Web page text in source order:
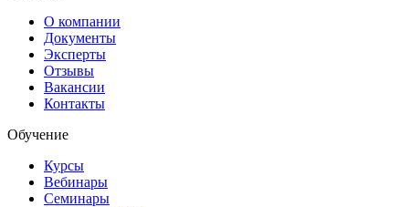
О компании
Документы
Эксперты
Отзывы
Вакансии
Контакты
Обучение
Курсы
Вебинары
Семинары